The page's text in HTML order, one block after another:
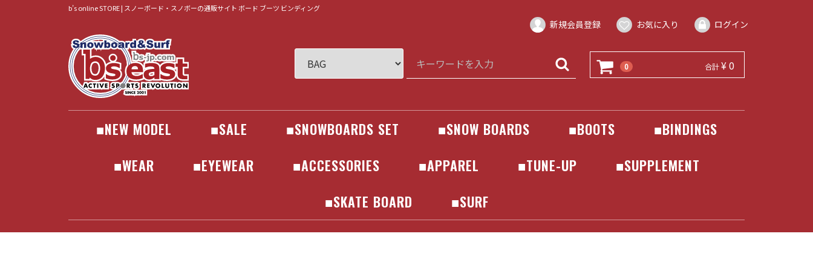
b’s online STORE | スノーボード・スノボーの通販サイト ボード ブーツ ビンディング
0 合計¥ 0
新規会員登録 お気に入り ログイン
■NEW MODEL
BOARD ALLIAN
BATALEON
BC STREAM
CAPITA
FANATIC
FNTC
MOSS
JONES
LIB TECH
NEVERSUMMER
NIDECKER
NOVEMBER
OGASAKA
PLUTONIUM
RICE28
SCOOTER
SPREAD
TORQREX
UNIT
WRX
YONEX
BINDING BATALEON
DRAKE
FLOW
FLUX
JONES
NIDECKER
ROME
SALOMON
UNION
BOOTS DEELUXE
JACKET 686
241
AA
AIRBLASTER
ANTHEM
ENDEAVOR
HELLOID
Horsefeathers
inhabitant
JONES
MARQLEEN
PICTURE
SCAPE
VOLCOM
WESTBEACH
YONEX
PANTS 241
686
AA
AIRBLASTER
ANTHEM
ENDEAVOR
HELLOID
Horsefeathers
inhabitant
JONES
MARQLEEN
PICTURE
SCAPE
VOLCOM
WESTBEACH
YONEX
SET
GOGLE
■SALE
•GEAR SNOWBOARDS
BINDINGS
BOOTS
•ACCESSORIES GOGLE
GLOVES
HELMET
•WEAR
•APPAREL
•SURF BOARD
■SNOWBOARDS SET ■SNOW BOARDS
ALLIAN
AMPLID
BATALEON
BC STREAM
CAPITA
ELAN
FANATIC
FNTC
GNU
JONES
LIB TECH
MOSS
NEVERSUMMER
NIDECKER
NOAH
NOVEMBER
OGASAKA
PLUTONIUM
RICE28
ROME SDS
SALOMON
SCOOTER
SPREAD
TORQREX
WRX
YONEX
■BOOTS
DEELUXE
■BINDINGS
BATALEON
BENTMETAL
DRAKE
FLOW
FLUX
JONES
NIDECKER
ROME
SALOMON
UNION
■WEAR ■EYEWEAR ■ACCESSORIES
MAINTENACE / CARE
PROTECTOR
■APPAREL ■TUNE-UP
■SUPPLEMENT
■SKATE BOARD
COMPLETE
DECK
TRUCK
BEARINGS
SURF SKATE
■SURF
BOARD
ACCESSORIES